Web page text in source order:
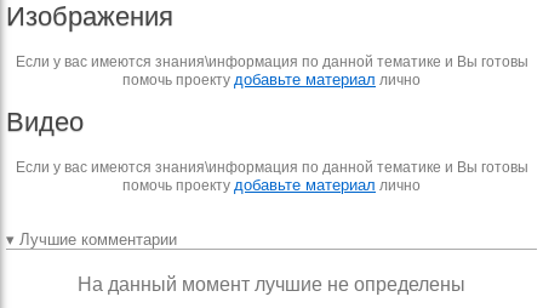
Изображения
Если у вас имеются знания\информация по данной тематике и Вы готовы
помочь проекту добавьте материал лично
Видео
Если у вас имеются знания\информация по данной тематике и Вы готовы
помочь проекту добавьте материал лично
▾ Лучшие комментарии
На данный момент лучшие не определены